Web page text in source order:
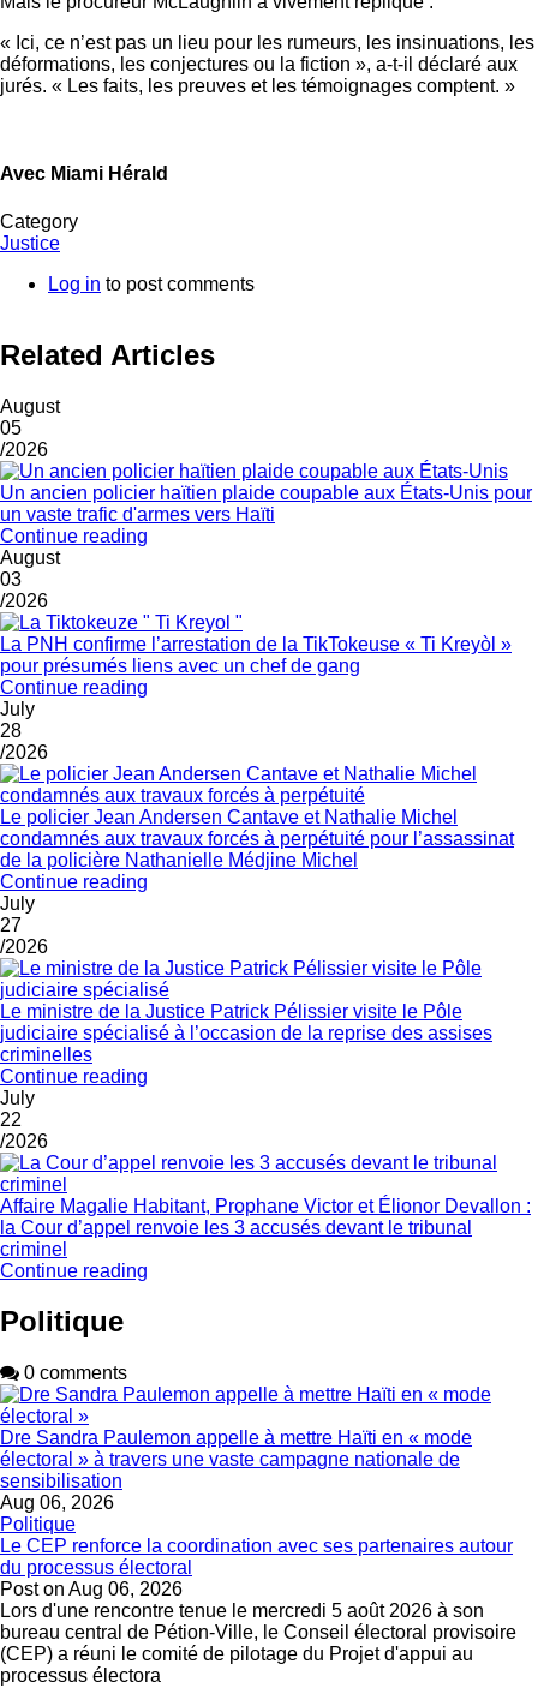
« Ici, ce n’est pas un lieu pour les rumeurs, les insinuations, les
déformations, les conjectures ou la fiction », a-t-il déclaré aux
jurés. « Les faits, les preuves et les témoignages comptent. »
Avec Miami Hérald
Category
Justice
Log in to post comments
Related Articles
August
05
/2026
Un ancien policier haïtien plaide coupable aux États-Unis pour
un vaste trafic d'armes vers Haïti
Continue reading
August
03
/2026
La PNH confirme l’arrestation de la TikTokeuse « Ti Kreyòl »
pour présumés liens avec un chef de gang
Continue reading
July
28
/2026
Le policier Jean Andersen Cantave et Nathalie Michel
condamnés aux travaux forcés à perpétuité pour l’assassinat
de la policière Nathanielle Médjine Michel
Continue reading
July
27
/2026
Le ministre de la Justice Patrick Pélissier visite le Pôle
judiciaire spécialisé à l’occasion de la reprise des assises
criminelles
Continue reading
July
22
/2026
Affaire Magalie Habitant, Prophane Victor et Élionor Devallon :
la Cour d’appel renvoie les 3 accusés devant le tribunal
criminel
Continue reading
Politique
0 comments
Dre Sandra Paulemon appelle à mettre Haïti en « mode
électoral » à travers une vaste campagne nationale de
sensibilisation
Aug 06, 2026
Politique
Le CEP renforce la coordination avec ses partenaires autour
du processus électoral
Post on Aug 06, 2026
Lors d'une rencontre tenue le mercredi 5 août 2026 à son
bureau central de Pétion-Ville, le Conseil électoral provisoire
(CEP) a réuni le comité de pilotage du Projet d'appui au
processus électora